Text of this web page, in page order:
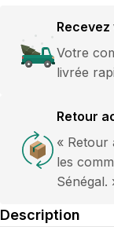
Votre
livrée
Retour
« Retour
les
Sénégal.
Description